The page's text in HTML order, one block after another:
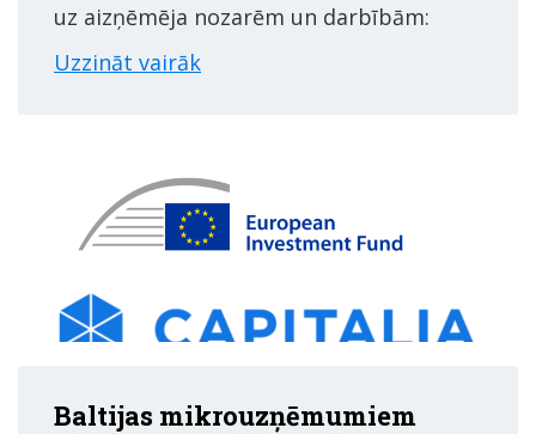
uz aizņēmēja nozarēm un darbībām:
Uzzināt vairāk
Baltijas mikrouzņēmumiem